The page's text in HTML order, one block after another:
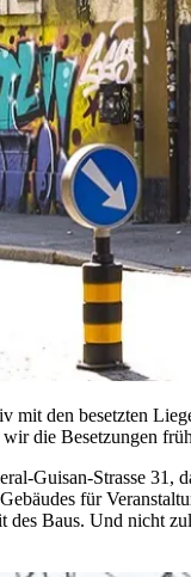
mit den besetzten
die Besetzungen
Guisan-Strasse
für
Baus. Und nicht